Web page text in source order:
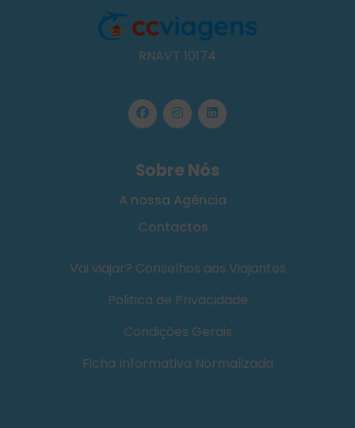
RNAVT 10174
Sobre Nós
A nossa Agência
Contactos
Vai viajar? Conselhos aos Viajantes
Politica de Privacidade
Condições Gerais
Ficha Informativa Normalizada